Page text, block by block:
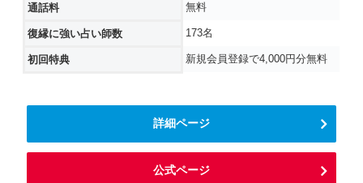
通話料 無料
復縁に強い占い師数 173名
初回特典 新規会員登録で4,000円分無料
詳細ページ
公式ページ